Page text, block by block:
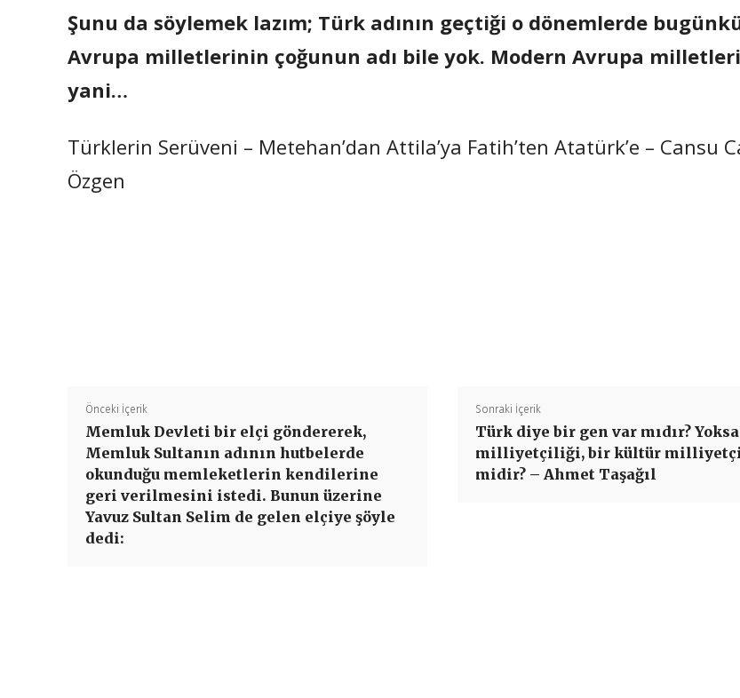
Şunu da söylemek lazım; Türk adının geçtiği o dönemlerde
Avrupa milletlerinin çoğunun adı bile yok. Modern Avrupa
yani…
Türklerin Serüveni – Metehan’dan Attila’ya Fatih’ten Atatürk’e – Cansu
Özgen
Önceki İçerik
Memluk Devleti bir elçi göndererek,
Memluk Sultanın adının hutbelerde
okunduğu memleketlerin kendilerine
geri verilmesini istedi. Bunun üzerine
Yavuz Sultan Selim de gelen elçiye şöyle
dedi:
Sonraki İçerik
Türk diye bir gen var mıdır?
milliyetçiliği, bir kültür
midir? – Ahmet Taşağıl